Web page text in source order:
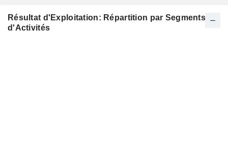
Résultat d'Exploitation: Répartition par Segments
d'Activités